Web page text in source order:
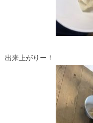
出来上がりー！